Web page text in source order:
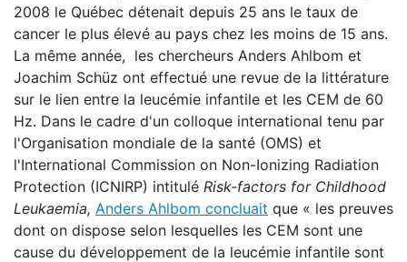
2008 le Québec détenait depuis 25 ans le taux de
cancer le plus élevé au pays chez les moins de 15 ans.
La même année, les chercheurs Anders Ahlbom et
Joachim Schüz ont effectué une revue de la littérature
sur le lien entre la leucémie infantile et les CEM de 60
Hz. Dans le cadre d'un colloque international tenu par
l'Organisation mondiale de la santé (OMS) et
l'International Commission on Non-Ionizing Radiation
Protection (ICNIRP) intitulé Risk-factors for Childhood
Leukaemia, Anders Ahlbom concluait que « les preuves
dont on dispose selon lesquelles les CEM sont une
cause du développement de la leucémie infantile sont